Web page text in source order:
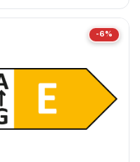
-6%